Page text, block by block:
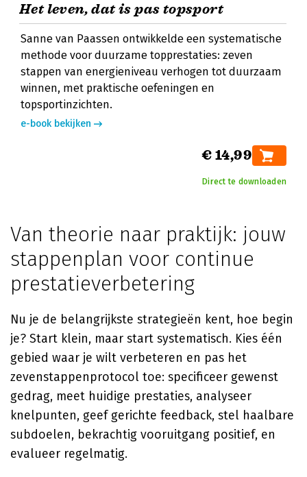
Het leven, dat is pas topsport
Sanne van Paassen ontwikkelde een systematische
methode voor duurzame topprestaties: zeven
stappen van energieniveau verhogen tot duurzaam
winnen, met praktische oefeningen en
topsportinzichten.
e-book bekijken
€ 14,99
Direct te downloaden
Van theorie naar praktijk: jouw
stappenplan voor continue
prestatieverbetering
Nu je de belangrijkste strategieën kent, hoe begin
je? Start klein, maar start systematisch. Kies één
gebied waar je wilt verbeteren en pas het
zevenstappenprotocol toe: specificeer gewenst
gedrag, meet huidige prestaties, analyseer
knelpunten, geef gerichte feedback, stel haalbare
subdoelen, bekrachtig vooruitgang positief, en
evalueer regelmatig.